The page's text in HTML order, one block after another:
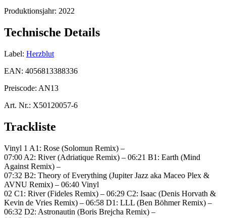
Produktionsjahr: 2022
Technische Details
Label: Herzblut
EAN: 4056813388336
Preiscode: AN13
Art. Nr.: X50120057-6
Trackliste
Vinyl 1 A1: Rose (Solomun Remix) –
07:00 A2: River (Adriatique Remix) – 06:21 B1: Earth (Mind
Against Remix) –
07:32 B2: Theory of Everything (Jupiter Jazz aka Maceo Plex &
AVNU Remix) – 06:40 Vinyl
02 C1: River (Fideles Remix) – 06:29 C2: Isaac (Denis Horvath &
Kevin de Vries Remix) – 06:58 D1: LLL (Ben Böhmer Remix) –
06:32 D2: Astronautin (Boris Brejcha Remix) –